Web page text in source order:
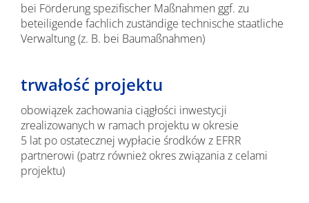
bei Förderung spezifischer Maßnahmen ggf. zu
beteiligende fachlich zuständige technische staatliche
Verwaltung (z. B. bei Baumaßnahmen)
trwałość projektu
obowiązek zachowania ciągłości inwestycji
zrealizowanych w ramach projektu w okresie
5 lat po ostatecznej wypłacie środków z EFRR
partnerowi (patrz również okres związania z celami
projektu)